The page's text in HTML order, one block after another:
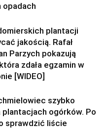
opadach
plantacji
jakością. Rafał
Parzych pokazują
zdała egzamin w
[WIDEO]
szybko
plantacjach ogórków. Po
sprawdzić liście